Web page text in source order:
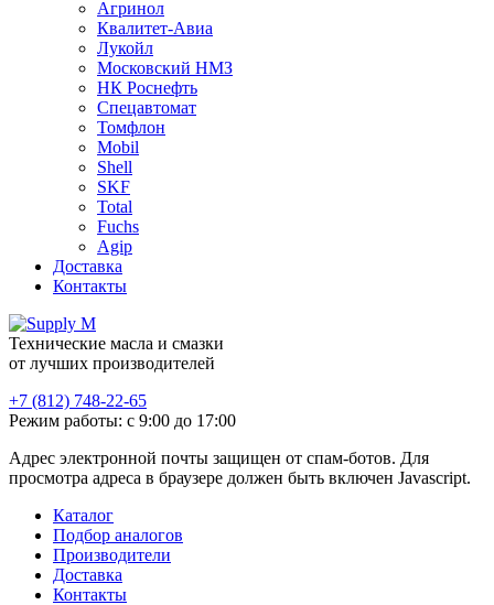
Агринол
Квалитет-Авиа
Лукойл
Московский НМЗ
НК Роснефть
Спецавтомат
Томфлон
Mobil
Shell
SKF
Total
Fuchs
Agip
Доставка
Контакты
Технические масла и смазки
от лучших производителей
+7 (812) 748-22-65
Режим работы: с 9:00 до 17:00
Адрес электронной почты защищен от спам-ботов. Для
просмотра адреса в браузере должен быть включен Javascript.
Каталог
Подбор аналогов
Производители
Доставка
Контакты